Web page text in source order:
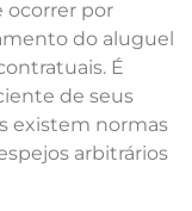
ocorrer por
do aluguel
É
de seus
existem normas
arbitrários